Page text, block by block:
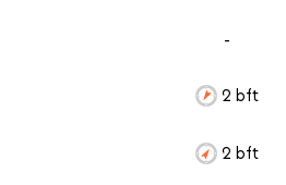
-
2 bft
2 bft